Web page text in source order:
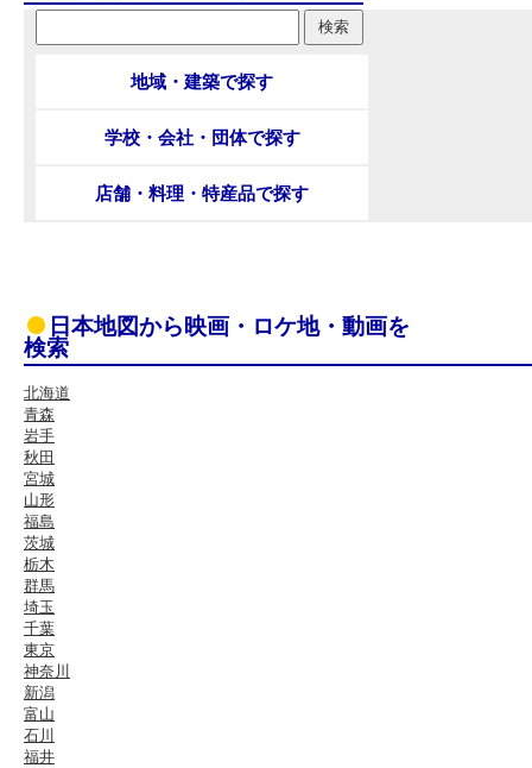
地域・建築で探す
学校・会社・団体で探す
店舗・料理・特産品で探す
日本地図から映画・ロケ地・動画を
検索
北海道
青森
岩手
秋田
宮城
山形
福島
茨城
栃木
群馬
埼玉
千葉
東京
神奈川
新潟
富山
石川
福井